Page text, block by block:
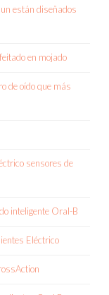
están diseñados
en mojado
de oído que más
sensores de
inteligente Oral-B
Eléctrico